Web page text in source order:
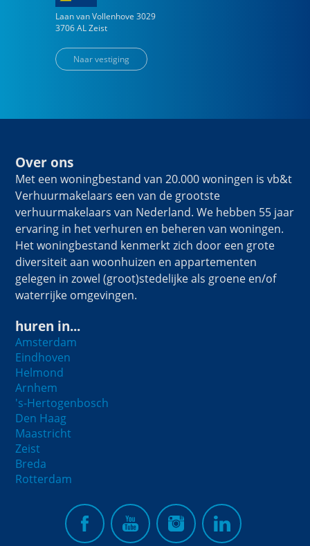
Laan van Vollenhove 3029
3706 AL Zeist
Naar vestiging
Over ons
Met een woningbestand van 20.000 woningen is vb&t
Verhuurmakelaars een van de grootste
verhuurmakelaars van Nederland. We hebben 55 jaar
ervaring in het verhuren en beheren van woningen.
Het woningbestand kenmerkt zich door een grote
diversiteit aan woonhuizen en appartementen
gelegen in zowel (groot)stedelijke als groene en/of
waterrijke omgevingen.
huren in...
Amsterdam
Eindhoven
Helmond
Arnhem
's-Hertogenbosch
Den Haag
Maastricht
Zeist
Breda
Rotterdam